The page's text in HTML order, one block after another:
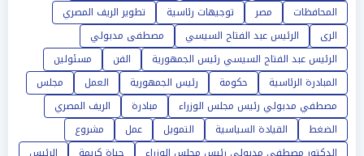
المحافظات
مصر توجيهات رئاسية
تطوير الريف المصري
الرى
الرئيس عبد الفتاح السيسي
مصطفى مدبولي
الرئيس عبد الفتاح السيسي رئيس الجمهورية
الفن
مسئولين
المبادرة الرئاسية
حكومة رئيس الجمهورية العمل
مجلس
مصطفي مدبولي رئيس مجلس الوزراء
مبادرة
الريف المصري
الضغط
القيادة السياسية التمويل عمل
مشروع